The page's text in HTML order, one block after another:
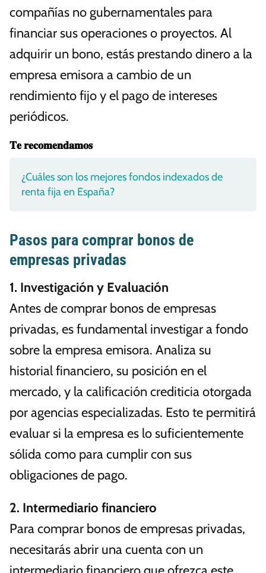
compañías no gubernamentales para
financiar sus operaciones o proyectos. Al
adquirir un bono, estás prestando dinero a la
empresa emisora a cambio de un
rendimiento fijo y el pago de intereses
periódicos.
𝐓𝐞 𝐫𝐞𝐜𝐨𝐦𝐞𝐧𝐝𝐚𝐦𝐨𝐬
¿Cuáles son los mejores fondos indexados de
renta fija en España?
Pasos para comprar bonos de
empresas privadas
1. Investigación y Evaluación
Antes de comprar bonos de empresas
privadas, es fundamental investigar a fondo
sobre la empresa emisora. Analiza su
historial financiero, su posición en el
mercado, y la calificación crediticia otorgada
por agencias especializadas. Esto te permitirá
evaluar si la empresa es lo suficientemente
sólida como para cumplir con sus
obligaciones de pago.
2. Intermediario financiero
Para comprar bonos de empresas privadas,
necesitarás abrir una cuenta con un